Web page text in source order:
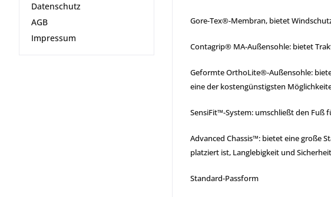
Datenschutz
AGB
Impressum
Gore-Tex®-Membran, bietet
Contagrip® MA-Außensohle: bietet
Geformte OrthoLite®-Außensohle:
eine der kostengünstigsten
SensiFit™-System: umschließt den Fuß
Advanced Chassis™: bietet eine große
platziert ist, Langlebigkeit und Sicherheit
Standard-Passform